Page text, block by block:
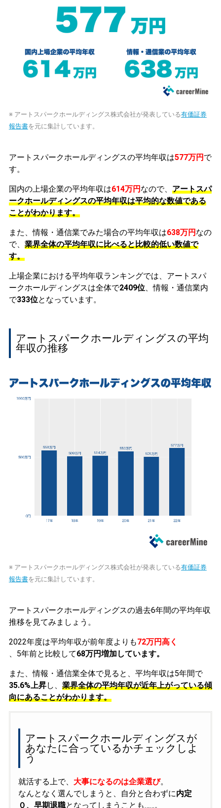
※ アートスパークホールディングス株式会社が発表している有価証券
報告書を元に集計しています。
アートスパークホールディングスの平均年収は577万円 で
す。
国内の上場企業の平均年収は614万円 なので、 アートスパ
ークホールディングスの平均年収は平均的な数値である
ことがわかります。
また、情報・通信業でみた場合の平均年収は638万円 なの
で、 業界全体の平均年収に比べると比較的低い数値で
す。
上場企業における平均年収ランキングでは、アートスパ
ークホールディングスは全体で2409位、情報・通信業内
で333位となっています。
アートスパークホールディングスの平均
年収の推移
※ アートスパークホールディングス株式会社が発表している有価証券
報告書を元に集計しています。
アートスパークホールディングスの過去6年間の平均年収
推移を見てみましょう。
2022年度は平均年収が前年度よりも72万円高く
、5年前と比較して68万円増加しています。
また、情報・通信業全体で見ると、平均年収は5年間で
35.6%上昇し、 業界全体の平均年収が近年上がっている傾
向にあることがわかります。
アートスパークホールディングスが
あなたに合っているかチェックしよ
う
就活する上で、 大事になるのは企業選び。
なんとなく選んでしまうと、自分と合わずに内定
０、早期退職となってしまうことも……。